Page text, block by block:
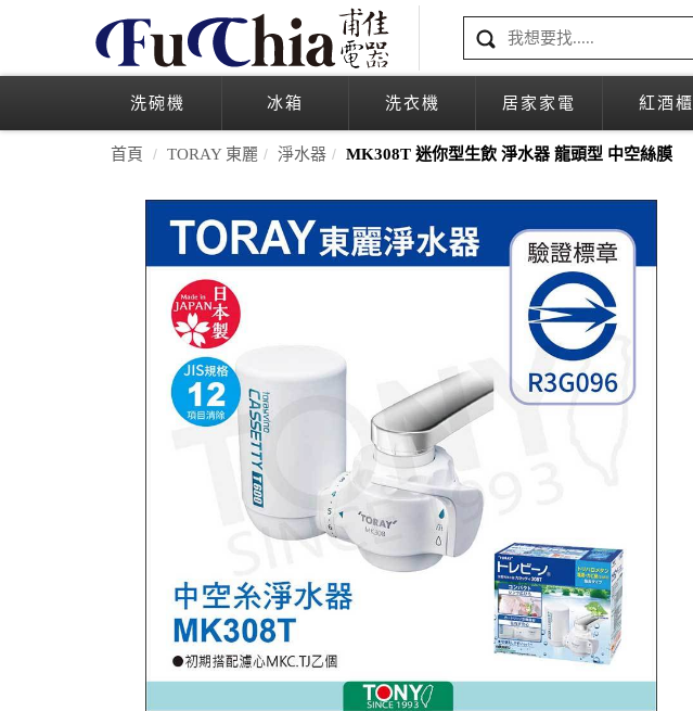
洗碗機 冰箱 洗衣機 居家家電 紅酒櫃
首頁 TORAY 東麗 淨水器 MK308T 迷你型生飲 淨水器 龍頭型 中空絲膜